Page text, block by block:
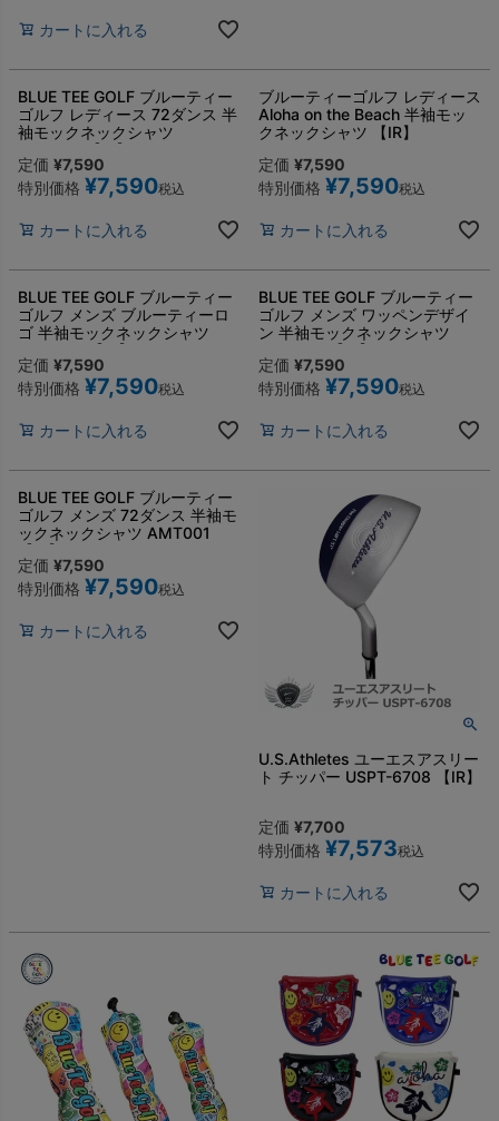
カートに入れる
BLUE TEE GOLF ブルーティー
ゴルフ レディース 72ダンス 半
袖モックネックシャツ
AWT001 【IR】
定価 ¥7,590
特別価格 ¥7,590税込
カートに入れる
ブルーティーゴルフ レディース
Aloha on the Beach 半袖モッ
クネックシャツ 【IR】
定価 ¥7,590
特別価格 ¥7,590税込
カートに入れる
BLUE TEE GOLF ブルーティー
ゴルフ メンズ ブルーティーロ
ゴ 半袖モックネックシャツ
AMT005 【IR】
定価 ¥7,590
特別価格 ¥7,590税込
カートに入れる
BLUE TEE GOLF ブルーティー
ゴルフ メンズ ワッペンデザイ
ン 半袖モックネックシャツ
AMT003 【IR】
定価 ¥7,590
特別価格 ¥7,590税込
カートに入れる
BLUE TEE GOLF ブルーティー
ゴルフ メンズ 72ダンス 半袖モ
ックネックシャツ AMT001
【IR】
定価 ¥7,590
特別価格 ¥7,590税込
カートに入れる
U.S.Athletes ユーエスアスリー
ト チッパー USPT-6708 【IR】
定価 ¥7,700
特別価格 ¥7,573税込
カートに入れる